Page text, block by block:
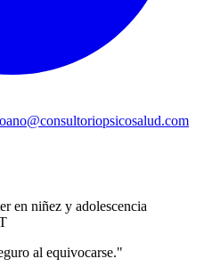
en niñez y adolescencia
al equivocarse."